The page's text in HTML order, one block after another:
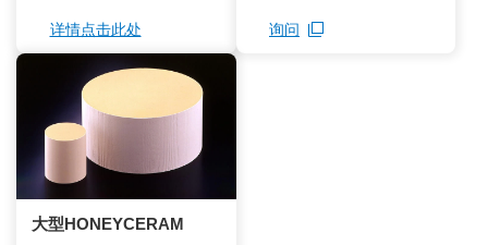
详情点击此处
询问
大型HONEYCERAM